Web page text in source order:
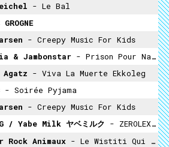
- Le Bal
- Creepy Music For Kids
& Jambonstar - Prison Pour Nains (L'enfant Sauvage)
Agatz - Viva La Muerte Ekkoleg
- Soirée Pyjama
- Creepy Music For Kids
/ Yabe Milk ヤベミルク - ZEROLEXE REMIX DEMISSION
Animaux - Le Wistiti Qui Pisse